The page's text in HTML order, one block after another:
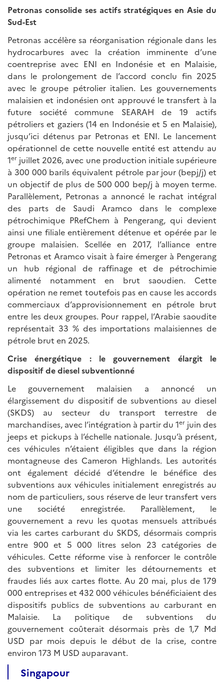
Petronas consolide ses actifs stratégiques en Asie du
Sud-Est
Petronas accélère sa réorganisation régionale dans les
hydrocarbures avec la création imminente d’une
coentreprise avec ENI en Indonésie et en Malaisie,
dans le prolongement de l’accord conclu fin 2025
avec le groupe pétrolier italien. Les gouvernements
malaisien et indonésien ont approuvé le transfert à la
future société commune SEARAH de 19 actifs
pétroliers et gaziers (14 en Indonésie et 5 en Malaisie),
jusqu’ici détenus par Petronas et ENI. Le lancement
opérationnel de cette nouvelle entité est attendu au
1er juillet 2026, avec une production initiale supérieure
à 300 000 barils équivalent pétrole par jour (bepj/j) et
un objectif de plus de 500 000 bep/j à moyen terme.
Parallèlement, Petronas a annoncé le rachat intégral
des parts de Saudi Aramco dans le complexe
pétrochimique PRefChem à Pengerang, qui devient
ainsi une filiale entièrement détenue et opérée par le
groupe malaisien. Scellée en 2017, l’alliance entre
Petronas et Aramco visait à faire émerger à Pengerang
un hub régional de raffinage et de pétrochimie
alimenté notamment en brut saoudien. Cette
opération ne remet toutefois pas en cause les accords
commerciaux d’approvisionnement en pétrole brut
entre les deux groupes. Pour rappel, l’Arabie saoudite
représentait 33 % des importations malaisiennes de
pétrole brut en 2025.
Crise énergétique : le gouvernement élargit le
dispositif de diesel subventionné
Le gouvernement malaisien a annoncé un
élargissement du dispositif de subventions au diesel
(SKDS) au secteur du transport terrestre de
marchandises, avec l’intégration à partir du 1er juin des
jeeps et pickups à l’échelle nationale. Jusqu’à présent,
ces véhicules n’étaient éligibles que dans la région
montagneuse des Cameron Highlands. Les autorités
ont également décidé d’étendre le bénéfice des
subventions aux véhicules initialement enregistrés au
nom de particuliers, sous réserve de leur transfert vers
une société enregistrée. Parallèlement, le
gouvernement a revu les quotas mensuels attribués
via les cartes carburant du SKDS, désormais compris
entre 900 et 5 000 litres selon 23 catégories de
véhicules. Cette réforme vise à renforcer le contrôle
des subventions et limiter les détournements et
fraudes liés aux cartes flotte. Au 20 mai, plus de 179
000 entreprises et 432 000 véhicules bénéficiaient des
dispositifs publics de subventions au carburant en
Malaisie. La politique de subventions du
gouvernement coûterait désormais près de 1,7 Md
USD par mois depuis le début de la crise, contre
environ 173 M USD auparavant.
Singapour